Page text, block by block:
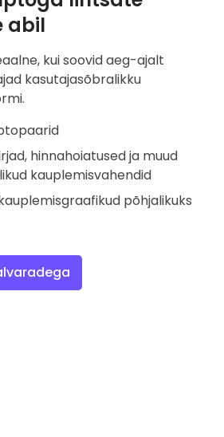
abil
kui soovid aeg-ajalt
kasutajasõbralikku
hinnahoiatused ja muud
kauplemisvahendid
põhjalikuks